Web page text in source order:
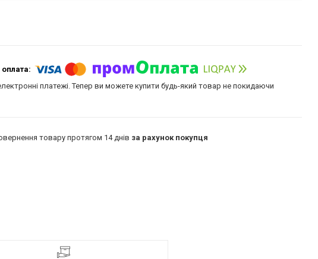
платежі. Тепер ви можете купити будь-який товар не покидаючи
товару протягом 14 днів за рахунок покупця